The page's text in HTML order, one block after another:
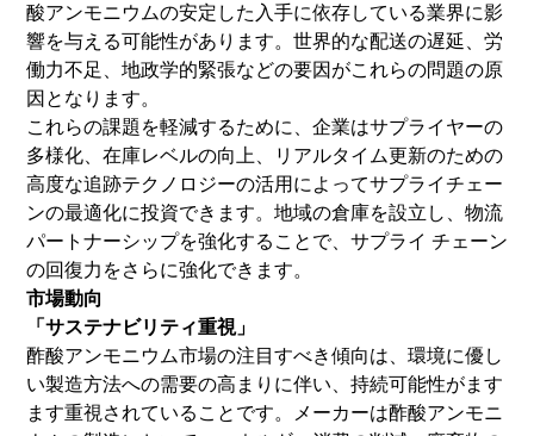
酸アンモニウムの安定した入手に依存している業界に影
響を与える可能性があります。世界的な配送の遅延、労
働力不足、地政学的緊張などの要因がこれらの問題の原
因となります。
これらの課題を軽減するために、企業はサプライヤーの
多様化、在庫レベルの向上、リアルタイム更新のための
高度な追跡テクノロジーの活用によってサプライチェー
ンの最適化に投資できます。地域の倉庫を設立し、物流
パートナーシップを強化することで、サプライ チェーン
の回復力をさらに強化できます。
市場動向
「サステナビリティ重視」
酢酸アンモニウム市場の注目すべき傾向は、環境に優し
い製造方法への需要の高まりに伴い、持続可能性がます
ます重視されていることです。メーカーは酢酸アンモニ